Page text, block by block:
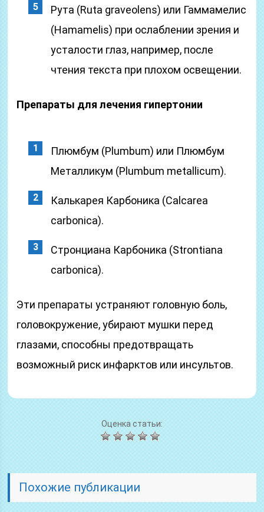
Рута (Ruta graveolens) или Гаммамелис
(Hamamelis) при ослаблении зрения и
усталости глаз, например, после
чтения текста при плохом освещении.
Препараты для лечения гипертонии
Плюмбум (Plumbum) или Плюмбум
Металликум (Plumbum metallicum).
Калькарея Карбоника (Calcarea
carbonica).
Стронциана Карбоника (Strontiana
carbonica).
Эти препараты устраняют головную боль,
головокружение, убирают мушки перед
глазами, способны предотвращать
возможный риск инфарктов или инсультов.
Оценка статьи:
Похожие публикации